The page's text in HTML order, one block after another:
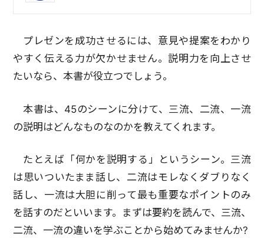
プレゼンを成功させるには、意見や提案をわかり
やすく伝える力が欠かせません。説明力を向上させ
たいなら、本書が役立つでしょう。
本書は、45のシーンに分けて、三流、二流、一流
の説明はどんなものなのかを教えてくれます。
たとえば「何かを説明する」というシーン。三流
は思いついたまま話し、二流はモレなくダブりなく
話し、一流は大胆に削って最も重要なポイントのみ
を話すのだといいます。まずは要約を読んで、三流、
二流、一流の違いを学ぶことから始めてみませんか?